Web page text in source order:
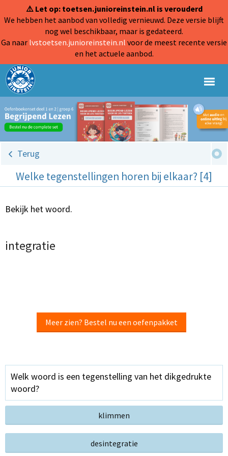
⚠️ Let op: toetsen.junioreinstein.nl is verouderd
We hebben het aanbod van volledig vernieuwd. Deze versie blijft
nog wel beschikbaar, maar is gedateerd.
Ga naar lvstoetsen.junioreinstein.nl voor de meest recente versie
en het actuele aanbod.
Terug
Welke tegenstellingen horen bij elkaar? [4]
Bekijk het woord.
integratie
Meer zien? Bestel nu een oefenpakket
Welk woord is een tegenstelling van het dikgedrukte
woord?
klimmen
desintegratie